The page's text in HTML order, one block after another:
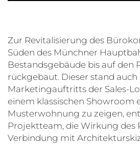
Zur Revitalisierung des
Süden des Münchner
Bestandsgebäude bis auf den
rückgebaut. Dieser stand
Marketingauftritts der Sales-
einem klassischen Showroom
Musterwohnung zu zeigen,
Projektteam, die Wirkung des
Verbindung mit